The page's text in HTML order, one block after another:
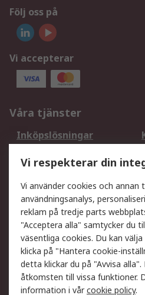
Följ oss på
Vi accepterar
Våra tjänster
Inköpslösningar
DesignSpark
Ditt lokala säljteam
Support
Få hjälp
Leverans
Begär en fakturakopi
Betalningsalternativ
Vi respekterar din
Vi använder cookies och
användningsanalys,
reklam på tredje parts
"Acceptera alla" samtycker du
väsentliga cookies. Du kan
klicka på "Hantera cookie-
detta klickar du på "Avvisa
åtkomsten till vissa funktioner.
information i vårcookie policy.